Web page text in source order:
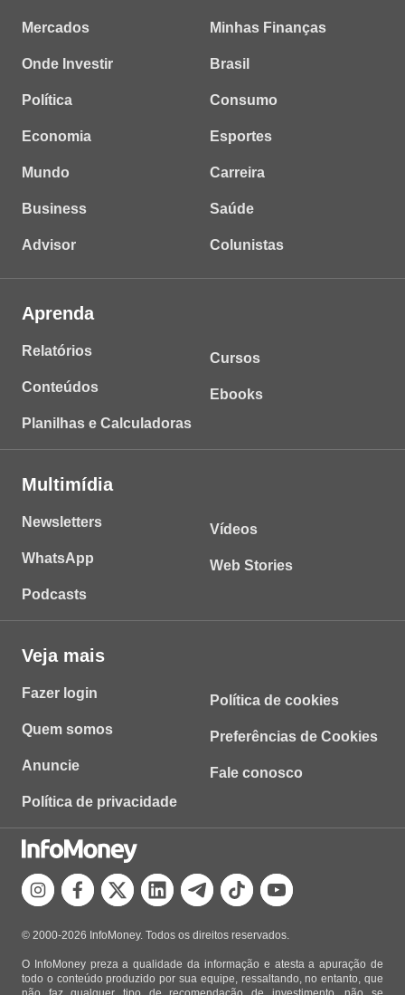
Mercados
Onde Investir
Política
Economia
Mundo
Business
Advisor
Minhas Finanças
Brasil
Consumo
Esportes
Carreira
Saúde
Colunistas
Aprenda
Relatórios
Conteúdos
Planilhas e Calculadoras
Cursos
Ebooks
Multimídia
Newsletters
WhatsApp
Podcasts
Vídeos
Web Stories
Veja mais
Fazer login
Quem somos
Anuncie
Política de privacidade
Política de cookies
Preferências de Cookies
Fale conosco
© 2000-2026 InfoMoney. Todos os direitos reservados.
O InfoMoney preza a qualidade da informação e atesta a apuração de
todo o conteúdo produzido por sua equipe, ressaltando, no entanto, que